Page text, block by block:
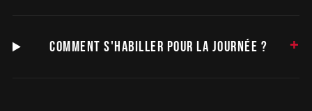
COMMENT S'HABILLER POUR LA JOURNÉE ?